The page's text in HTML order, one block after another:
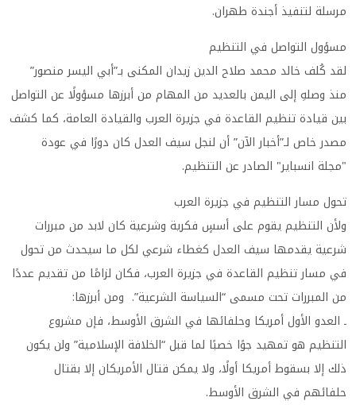
مرسلة لتنفيذ أجندة طهران.
مسؤول التواصل في التنظيم
لقد كُلف خالد محمد صلاح الدين زيدان المكنى بـ”أبي اليسر منصور”
منذ وصلهِ إلى اليمن بالعديد من المهام من أبرزها مسؤولًا عن التواصل
بين قيادة تنظيم القاعدة في جزيرة العرب والقيادة العامة، كما كشف
مصدر خاص لـ”أخبار الآن” أن لنجل سيف العدل كان دورًا في عودة
"مجلة انسباير" الصادر عن التنظيم.
تحول مسار التنظيم في جزيرة العرب
ولأن التنظيم يقوم على أسسٍ فكرية وشرعية كان لابد من مبررات
شرعية يقدمها سيف العدل كغطاء شرعي لكل ما سيحدث من تحول
في مسار تنظيم القاعدة في جزيرة العرب، فكان لزامًا من تقديم عددًا
من المبررات تحت مسمى “السياسة الشرعية”. ومن أبرزها:
ـ العدو الأول أمريكا وحلفائها في الشرق الأوسط، فإن مشروع
التنظيم هو تمهيد جوًا خصبًا لما قبل “الخلافة الإسلامية” ولن يكون
ذلك إلا بسقوط أمريكا أولًا، ولا يمكن قتال الأمريكان إلا بقتال
حلفائهم في الشرق الأوسط.